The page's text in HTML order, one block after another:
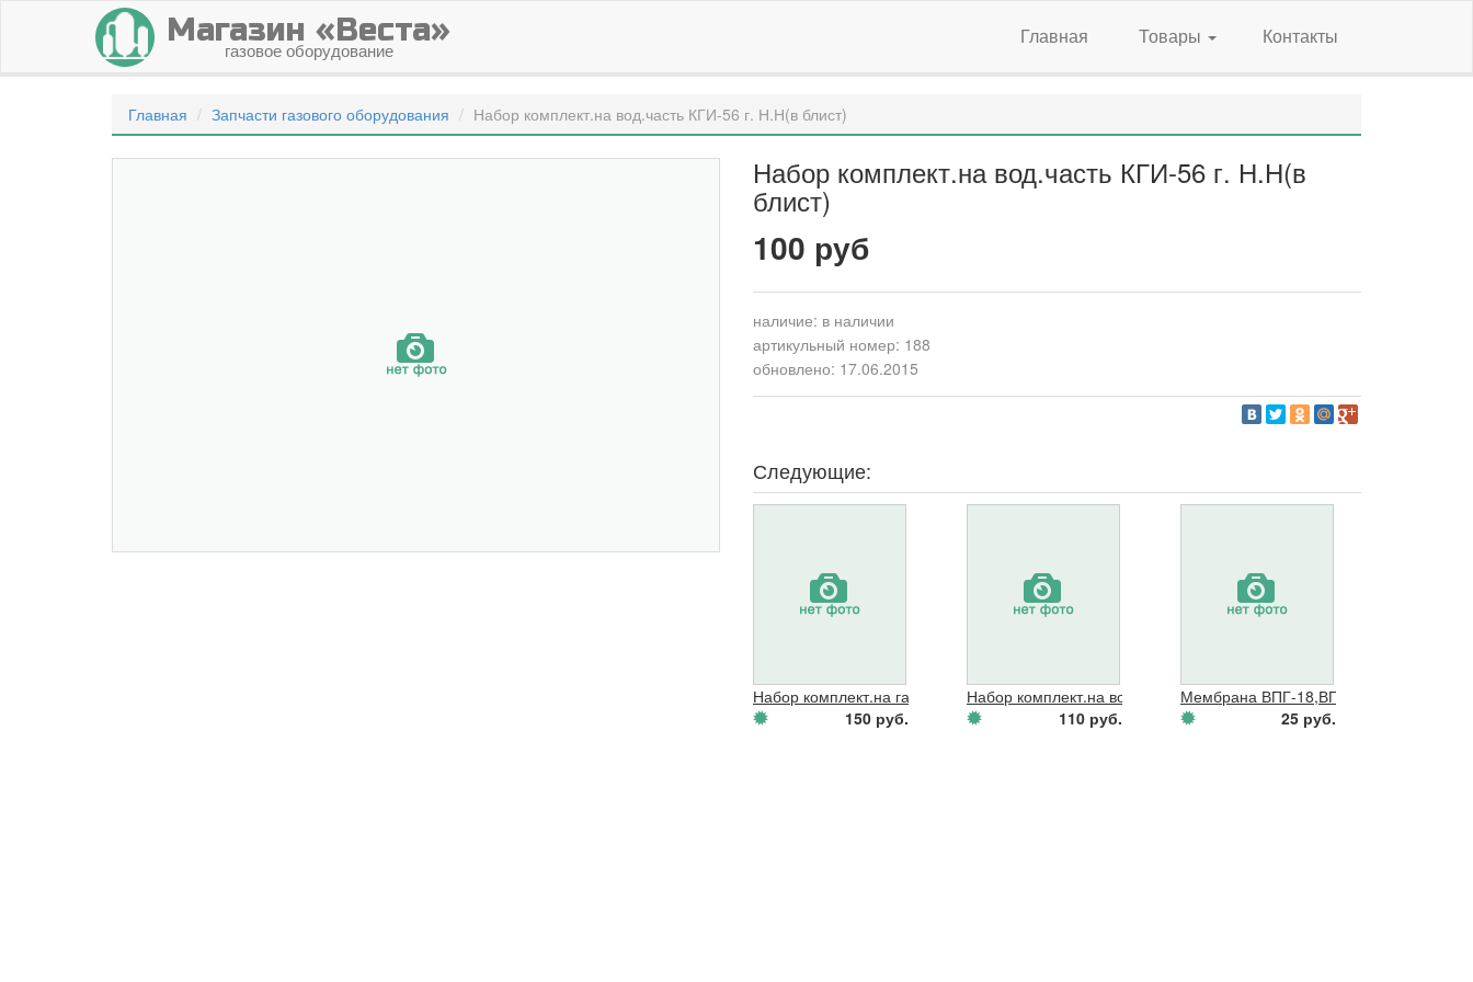
Магазин «Веста»
газовое оборудование
Главная Товары Контакты
Главная Запчасти газового оборудования Набор комплект.на вод.часть КГИ-56 г. Н.Н(в блист)
Набор комплект.на вод.часть КГИ-56 г. Н.Н(в
блист)
100 руб
наличие: в наличии
артикульный номер: 188
обновлено: 17.06.2015
Следующие:
Набор комплект.на газ.часть КГИ-56 г. Н.Н(в блист)
150 руб.
Набор комплект.на вод.часть ВПГ мод8910-10 в бл.02
110 руб.
Мембрана ВПГ-18,ВПГ-23(белая)
25 руб.